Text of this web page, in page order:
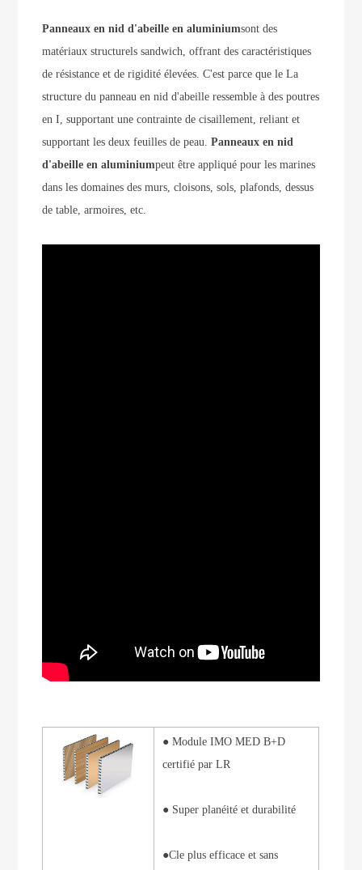
Panneaux en nid d'abeille en aluminiumsont des
matériaux structurels sandwich, offrant des caractéristiques
de résistance et de rigidité élevées. C'est parce que le La
structure du panneau en nid d'abeille ressemble à des poutres
en I, supportant une contrainte de cisaillement, reliant et
supportant les deux feuilles de peau.Panneaux en nid
d'abeille en aluminiumpeut être appliqué pour les marines
dans les domaines des murs, cloisons, sols, plafonds, dessus
de table, armoires, etc.
●Module IMO MED B+D
certifié par LR
● Super planéité et durabilité
●Cle plus efficace et sans